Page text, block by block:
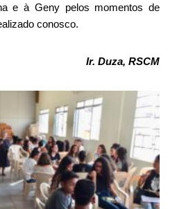
e à Geny pelos momentos de
conosco.
Ir. Duza, RSCM